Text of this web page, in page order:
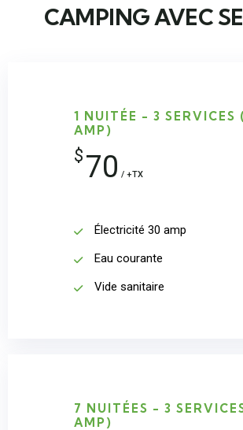
CAMPING AVEC
1 NUITÉE - 3 SERVICES
AMP)
$ 70 / +TX
Électricité 30 amp
Eau courante
Vide sanitaire
7 NUITÉES - 3
AMP)